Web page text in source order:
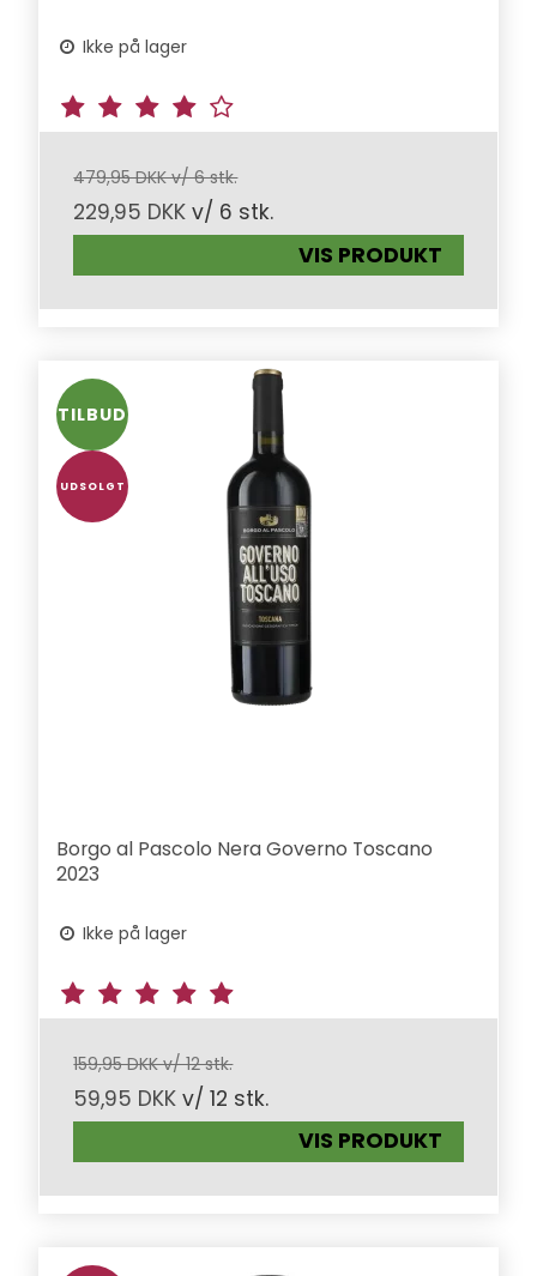
Ikke på lager
479,95 DKK v/ 6 stk.
229,95 DKK v/ 6 stk.
VIS PRODUKT
TILBUD
UDSOLGT
Borgo al Pascolo Nera Governo Toscano
2023
Ikke på lager
159,95 DKK v/ 12 stk.
59,95 DKK v/ 12 stk.
VIS PRODUKT